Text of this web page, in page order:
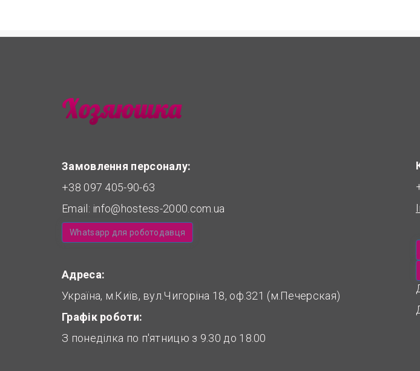
Замовлення персоналу:
+38 097 405-90-63
Email: info@hostess-2000.com.ua
Whatsapp для роботодавця
Адреса:
Україна, м.Київ, вул.Чигоріна 18, оф.321 (м.Печерская)
Графік роботи:
З понеділка по п'ятницю з 9.30 до 18.00